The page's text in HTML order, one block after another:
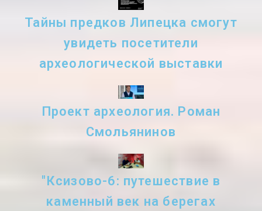
Тайны предков Липецка смогут
увидеть посетители
археологической выставки
Проект археология. Роман
Смольянинов
"Ксизово-6: путешествие в
каменный век на берегах